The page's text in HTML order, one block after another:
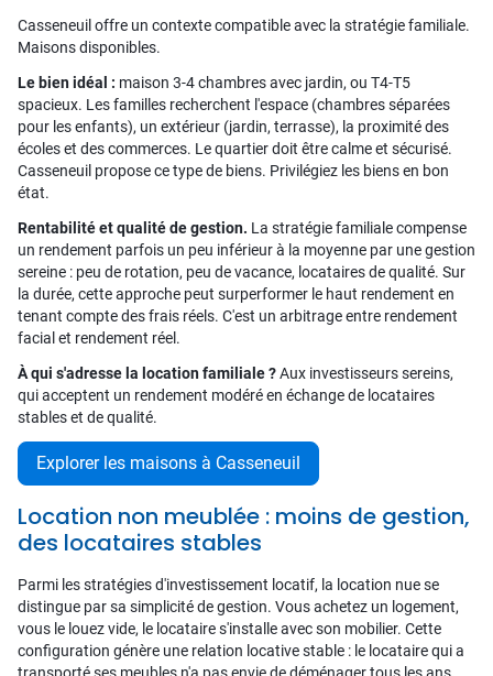
Casseneuil offre un contexte compatible avec la stratégie familiale.
Maisons disponibles.
Le bien idéal : maison 3-4 chambres avec jardin, ou T4-T5
spacieux. Les familles recherchent l'espace (chambres séparées
pour les enfants), un extérieur (jardin, terrasse), la proximité des
écoles et des commerces. Le quartier doit être calme et sécurisé.
Casseneuil propose ce type de biens. Privilégiez les biens en bon
état.
Rentabilité et qualité de gestion. La stratégie familiale compense
un rendement parfois un peu inférieur à la moyenne par une gestion
sereine : peu de rotation, peu de vacance, locataires de qualité. Sur
la durée, cette approche peut surperformer le haut rendement en
tenant compte des frais réels. C'est un arbitrage entre rendement
facial et rendement réel.
À qui s'adresse la location familiale ?Aux investisseurs sereins,
qui acceptent un rendement modéré en échange de locataires
stables et de qualité.
Explorer les maisons à Casseneuil
Location non meublée : moins de gestion,
des locataires stables
Parmi les stratégies d'investissement locatif, la location nue se
distingue par sa simplicité de gestion. Vous achetez un logement,
vous le louez vide, le locataire s'installe avec son mobilier. Cette
configuration génère une relation locative stable : le locataire qui a